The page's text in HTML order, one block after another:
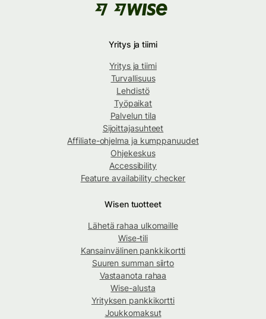
Yritys ja tiimi
Yritys ja tiimi
Turvallisuus
Lehdistö
Työpaikat
Palvelun tila
Sijoittajasuhteet
Affiliate-ohjelma ja kumppanuudet
Ohjekeskus
Accessibility
Feature availability checker
Wisen tuotteet
Lähetä rahaa ulkomaille
Wise-tili
Kansainvälinen pankkikortti
Suuren summan siirto
Vastaanota rahaa
Wise-alusta
Yrityksen pankkikortti
Joukkomaksut